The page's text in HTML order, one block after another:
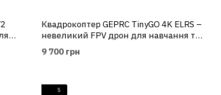
Квадрокоптер GEPRC TinyGO 4K ELRS –
невеликий FPV дрон для навчання та
відеозйомки в 4K
9 700 грн
5